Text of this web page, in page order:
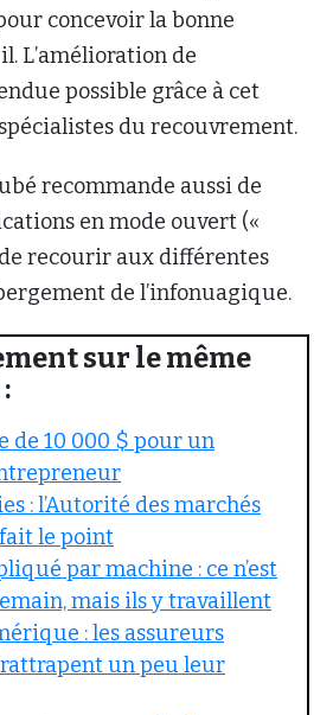
concevoir la bonne
L’amélioration de
possible grâce à cet
du recouvrement.
recommande aussi de
en mode ouvert («
recourir aux différentes
de l’infonuagique.
sur le même
de 10 000 $ pour un
: l’Autorité des marchés
le point
par machine : ce n’est
mais ils y travaillent
: les assureurs
un peu leur